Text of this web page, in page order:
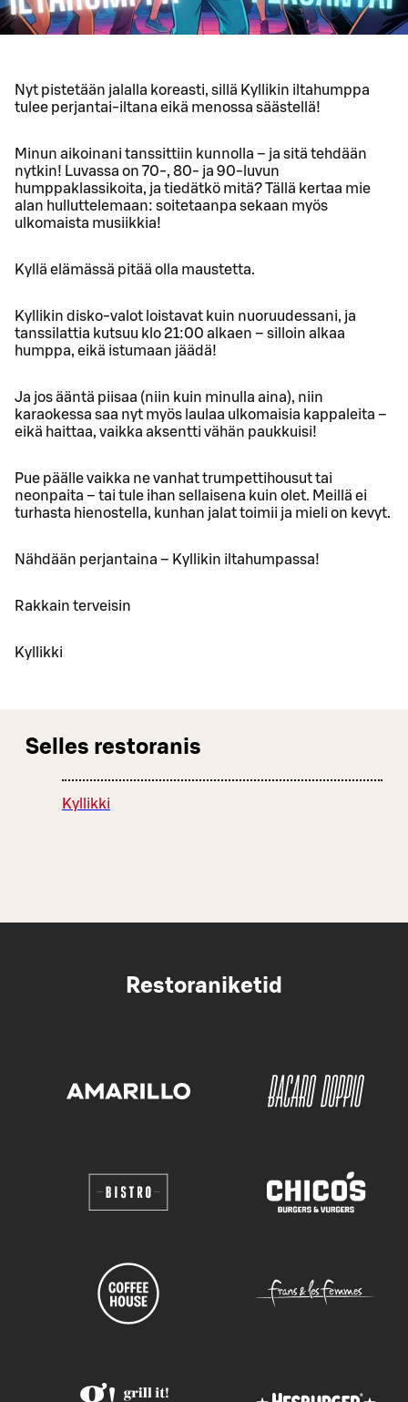
Nyt pistetään jalalla koreasti, sillä Kyllikin iltahumppa
tulee perjantai-iltana eikä menossa säästellä!
Minun aikoinani tanssittiin kunnolla – ja sitä tehdään
nytkin! Luvassa on 70-, 80- ja 90-luvun
humppaklassikoita, ja tiedätkö mitä? Tällä kertaa mie
alan hulluttelemaan: soitetaanpa sekaan myös
ulkomaista musiikkia!
Kyllä elämässä pitää olla maustetta.
Kyllikin disko-valot loistavat kuin nuoruudessani, ja
tanssilattia kutsuu klo 21:00 alkaen – silloin alkaa
humppa, eikä istumaan jäädä!
Ja jos ääntä piisaa (niin kuin minulla aina), niin
karaokessa saa nyt myös laulaa ulkomaisia kappaleita –
eikä haittaa, vaikka aksentti vähän paukkuisi!
Pue päälle vaikka ne vanhat trumpettihousut tai
neonpaita – tai tule ihan sellaisena kuin olet. Meillä ei
turhasta hienostella, kunhan jalat toimii ja mieli on kevyt.
Nähdään perjantaina – Kyllikin iltahumpassa!
Rakkain terveisin
Kyllikki
Selles restoranis
Kyllikki
Restoraniketid